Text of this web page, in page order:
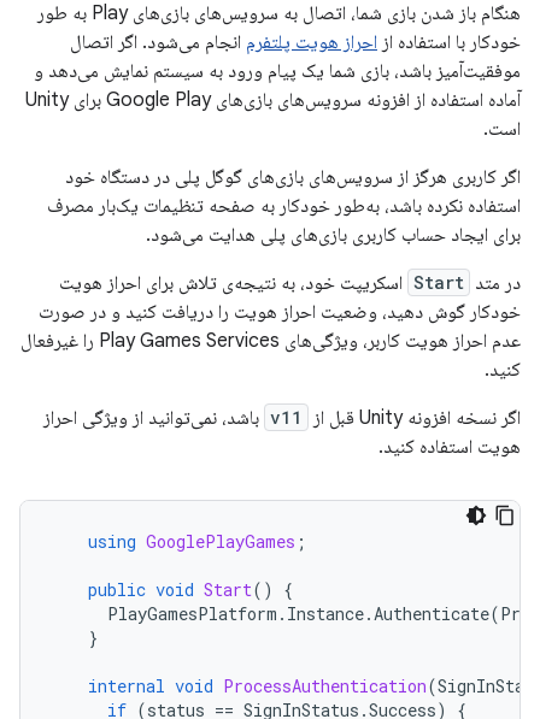
هنگام باز شدن بازی شما، اتصال به سرویس‌های بازی‌های Play به طور
خودکار با استفاده از احراز هویت پلتفرم انجام می‌شود. اگر اتصال
موفقیت‌آمیز باشد، بازی شما یک پیام ورود به سیستم نمایش می‌دهد و
آماده استفاده از افزونه سرویس‌های بازی‌های Google Play برای Unity
است.
اگر کاربری هرگز از سرویس‌های بازی‌های گوگل پلی در دستگاه خود
استفاده نکرده باشد، به‌طور خودکار به صفحه تنظیمات یک‌بار مصرف
برای ایجاد حساب کاربری بازی‌های پلی هدایت می‌شود.
در متد Start اسکریپت خود، به نتیجه‌ی تلاش برای احراز هویت
خودکار گوش دهید، وضعیت احراز هویت را دریافت کنید و در صورت
عدم احراز هویت کاربر، ویژگی‌های Play Games Services را غیرفعال
کنید.
اگر نسخه افزونه Unity قبل از
v11 باشد، نمی‌توانید از ویژگی احراز
هویت استفاده کنید.
using GooglePlayGames ;
public void Start()
{
PlayGamesPlatform . Instance.Authenticate(
}
internal void ProcessAuthentication(
if (status == SignInStatus .Success) {